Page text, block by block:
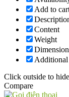
Add to
Content
Weight
Click outside to
Compare